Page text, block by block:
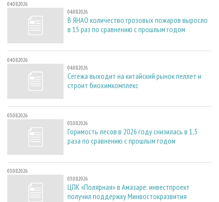
04.08.2026
04.08.2026
В ЯНАО количество грозовых пожаров выросло
в 15 раз по сравнению с прошлым годом
04.08.2026
04.08.2026
Сегежа выходит на китайский рынок пеллет и
строит биохимкомплекс
03.08.2026
03.08.2026
Горимость лесов в 2026 году снизилась в 1,5
раза по сравнению с прошлым годом
03.08.2026
03.08.2026
ЦПК «Полярная» в Амазаре: инвестпроект
получил поддержку Минвостокразвития